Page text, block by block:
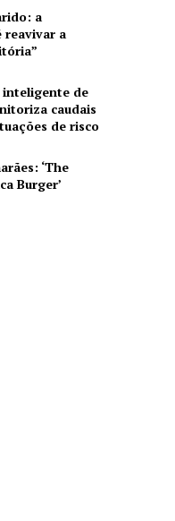
a
reavivar a
inteligente de
caudais
de risco
‘The
Burger’